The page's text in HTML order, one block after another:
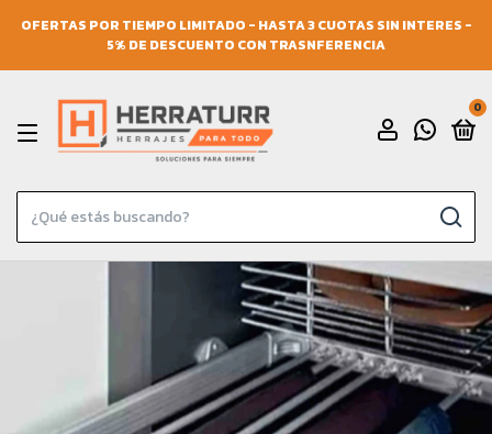
OFERTAS POR TIEMPO LIMITADO - HASTA 3 CUOTAS SIN INTERES -
5% DE DESCUENTO CON TRASNFERENCIA
0